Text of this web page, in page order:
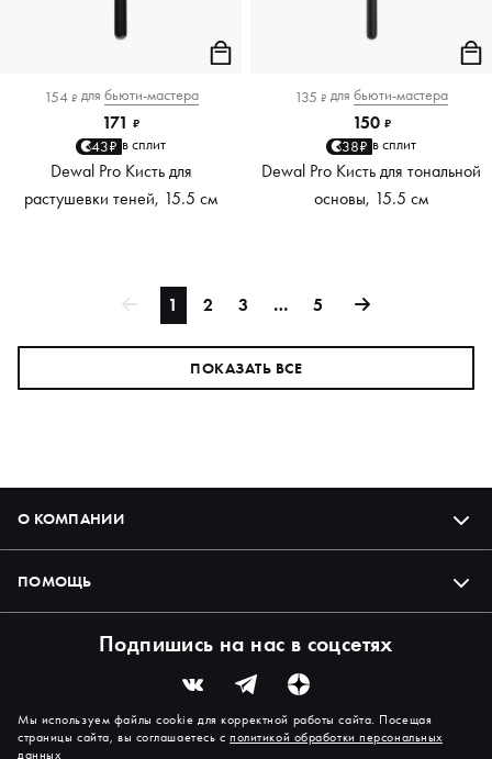
154 ₽ для бьюти-мастера
171 ₽
43₽ в сплит
Dewal Pro Кисть для
растушевки теней, 15.5 см
135 ₽ для бьюти-мастера
150 ₽
38₽ в сплит
Dewal Pro Кисть для тональной
основы, 15.5 см
1 2 3 … 5
ПОКАЗАТЬ ВСЕ
О КОМПАНИИ
ПОМОЩЬ
Подпишись на нас в соцсетях
Мы используем файлы cookie для корректной работы сайта. Посещая
страницы сайта, вы соглашаетесь сполитикой обработки персональных
данных